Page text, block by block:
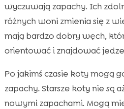
wyczuwają zapachy. Ich
różnych woni zmienia się z
mają bardzo dobry węch,
orientować i znajdować
Po jakimś czasie koty mogą
zapachy. Starsze koty nie są
nowymi zapachami. Mogą